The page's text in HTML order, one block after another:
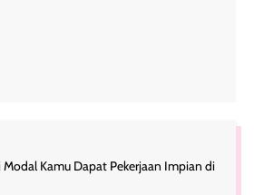
Modal Kamu Dapat Pekerjaan Impian di